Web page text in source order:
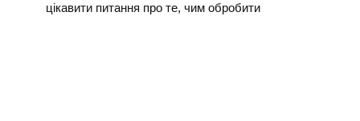
цікавити питання про те, чим обробити